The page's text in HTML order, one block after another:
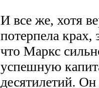
И все же, хотя
потерпела
что Маркс
успешную
десятилетий.